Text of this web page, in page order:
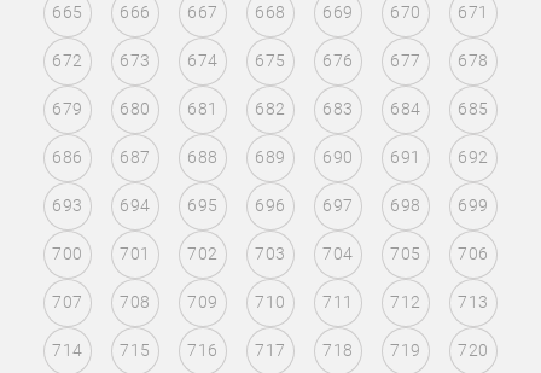
665 666 667 668 669 670 671
672 673 674 675 676 677 678
679 680 681 682 683 684 685
686 687 688 689 690 691 692
693 694 695 696 697 698 699
700 701 702 703 704 705 706
707 708 709 710 711 712 713
714 715 716 717 718 719 720